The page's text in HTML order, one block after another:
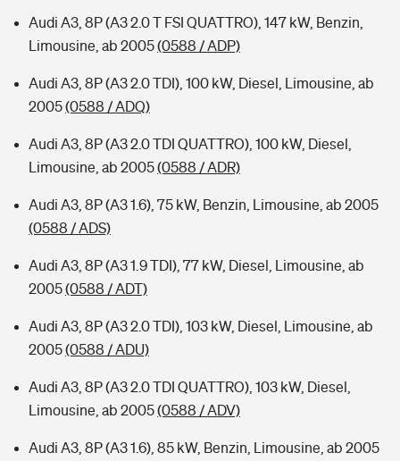
Audi A3, 8P (A3 2.0 T FSI QUATTRO), 147 kW, Benzin,
Limousine, ab 2005(0588 / ADP)
Audi A3, 8P (A3 2.0 TDI), 100 kW, Diesel, Limousine, ab
2005(0588 / ADQ)
Audi A3, 8P (A3 2.0 TDI QUATTRO), 100 kW, Diesel,
Limousine, ab 2005(0588 / ADR)
Audi A3, 8P (A3 1.6), 75 kW, Benzin, Limousine, ab 2005
(0588 / ADS)
Audi A3, 8P (A3 1.9 TDI), 77 kW, Diesel, Limousine, ab
2005(0588 / ADT)
Audi A3, 8P (A3 2.0 TDI), 103 kW, Diesel, Limousine, ab
2005(0588 / ADU)
Audi A3, 8P (A3 2.0 TDI QUATTRO), 103 kW, Diesel,
Limousine, ab 2005(0588 / ADV)
Audi A3, 8P (A3 1.6), 85 kW, Benzin, Limousine, ab 2005